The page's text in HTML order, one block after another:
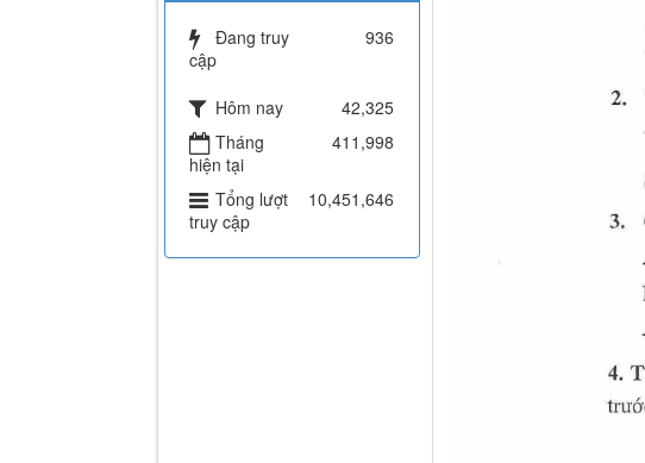
Đang truy
cập
936
Hôm nay
42,325
Tháng
hiện tại
411,998
Tổng lượt
truy cập
10,451,646